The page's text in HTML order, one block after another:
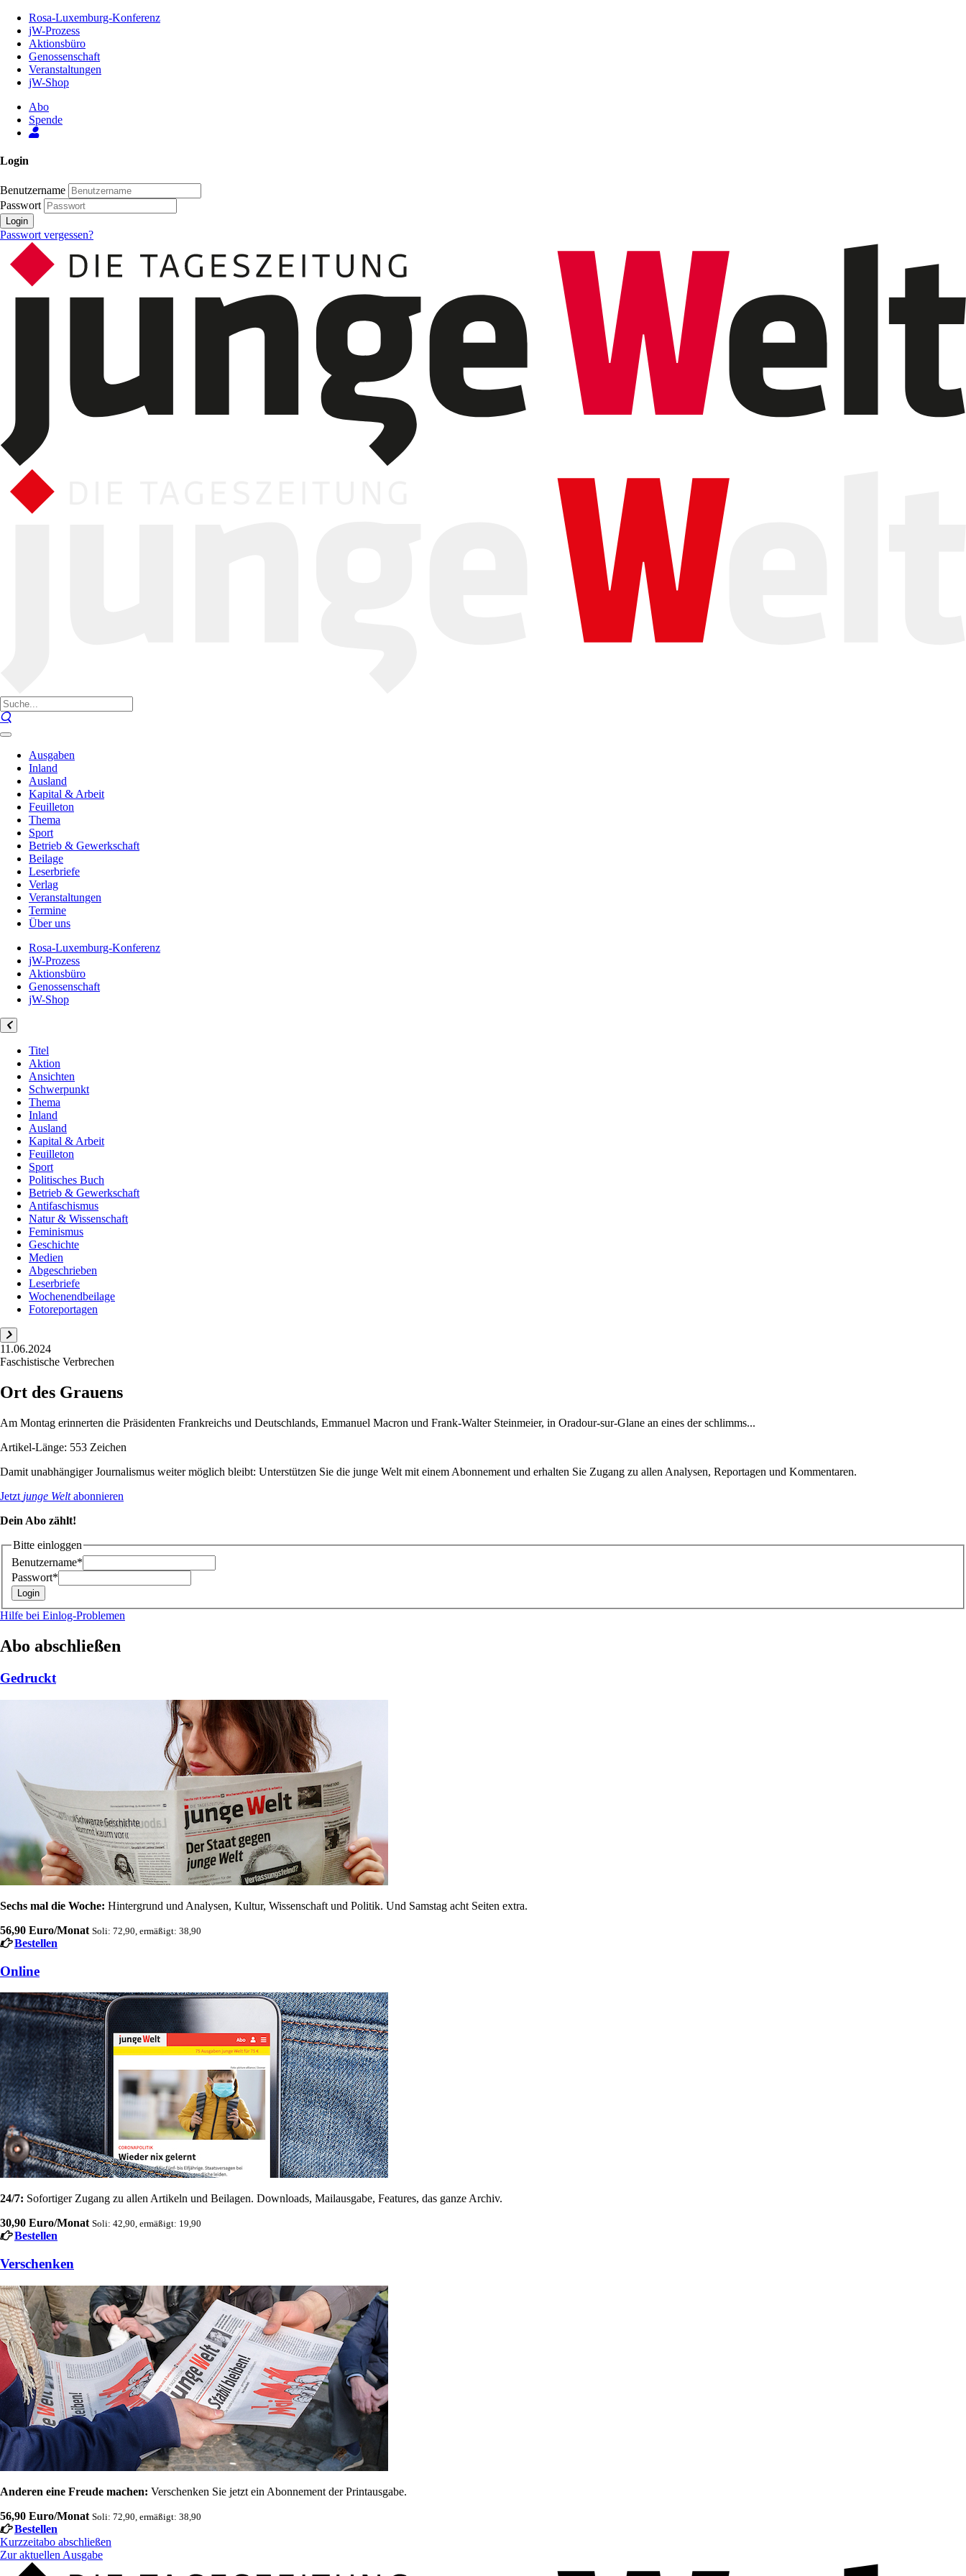
Inhalt
Seite
Rosa-Luxemburg-Konferenz
jW-Prozess
Aktionsbüro
Genossenschaft
Veranstaltungen
jW-Shop
Abo
Spende
Login
Benutzername
Passwort
Login
Passwort vergessen?
Ausgaben
Inland
Ausland
Kapital & Arbeit
Feuilleton
Thema
Sport
Betrieb & Gewerkschaft
Beilage
Leserbriefe
Verlag
Veranstaltungen
Termine
Über uns
Rosa-Luxemburg-Konferenz
jW-Prozess
Aktionsbüro
Genossenschaft
jW-Shop
Titel
Aktion
Ansichten
Schwerpunkt
Thema
Inland
Ausland
Kapital & Arbeit
Feuilleton
Sport
Politisches Buch
Betrieb & Gewerkschaft
Antifaschismus
Natur & Wissenschaft
Feminismus
Geschichte
Medien
Abgeschrieben
Leserbriefe
Wochenendbeilage
Fotoreportagen
11.06.2024
Faschistische Verbrechen
Ort des Grauens
Am Montag erinnerten die Präsidenten Frankreichs und Deutschlands, Emmanuel Macron und Frank-Walter Steinmeier, in Oradour-sur-Glane an eines der schlimms...
Artikel-Länge: 553 Zeichen
Damit unabhängiger Journalismus weiter möglich bleibt: Unterstützen Sie die junge Welt mit einem Abonnement und erhalten Sie Zugang zu allen Analysen, Reportagen und Kommentaren.
Jetzt junge Weltabonnieren
Dein Abo zählt!
Bitte einloggen
Benutzername*
Passwort*
Hilfe bei Einlog-Problemen
Abo abschließen
Gedruckt
Sechs mal die Woche: Hintergrund und Analysen, Kultur, Wissenschaft und Politik. Und Samstag acht Seiten extra.
56,90 Euro/Monat Soli: 72,90, ermäßigt: 38,90
Bestellen
Online
24/7: Sofortiger Zugang zu allen Artikeln und Beilagen. Downloads, Mailausgabe, Features, das ganze Archiv.
30,90 Euro/Monat Soli: 42,90, ermäßigt: 19,90
Bestellen
Verschenken
Anderen eine Freude machen: Verschenken Sie jetzt ein Abonnement der Printausgabe.
56,90 Euro/Monat Soli: 72,90, ermäßigt: 38,90
Bestellen
Kurzzeitabo abschließen
Zur aktuellen Ausgabe